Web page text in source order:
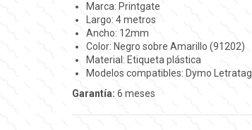
Marca: Printgate
Largo: 4 metros
Ancho: 12mm
Color: Negro sobre Amarillo (91202)
Material: Etiqueta plástica
Modelos compatibles: Dymo Letratag
Garantía: 6 meses